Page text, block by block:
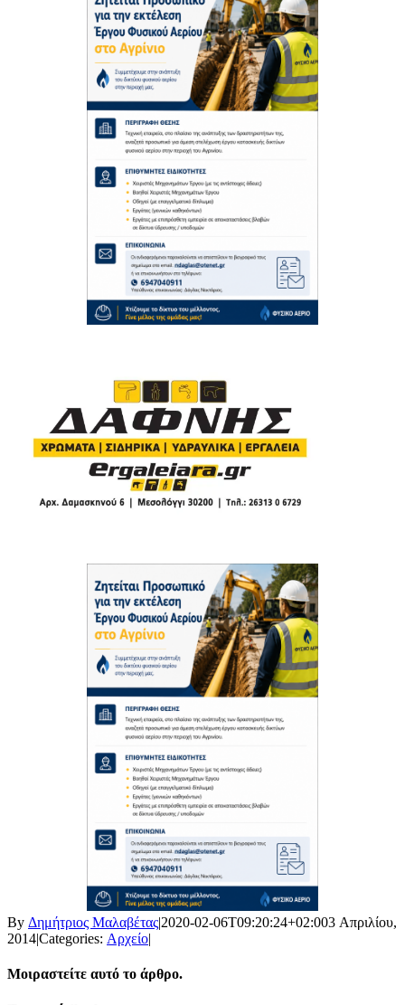
By Δημήτριος Μαλαβέτας|2020-02-06T09:20:24+02:003 Απριλίου,
2014|Categories: Αρχείο|
Μοιραστείτε αυτό το άρθρο.